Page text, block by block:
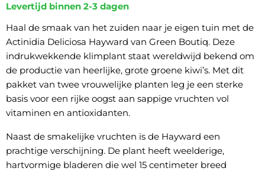
Levertijd binnen 2-3 dagen
Haal de smaak van het zuiden naar je eigen tuin met de
Actinidia Deliciosa Hayward van Green Boutiq. Deze
indrukwekkende klimplant staat wereldwijd bekend om
de productie van heerlijke, grote groene kiwi’s. Met dit
pakket van twee vrouwelijke planten leg je een sterke
basis voor een rijke oogst aan sappige vruchten vol
vitaminen en antioxidanten.
Naast de smakelijke vruchten is de Hayward een
prachtige verschijning. De plant heeft weelderige,
hartvormige bladeren die wel 15 centimeter breed